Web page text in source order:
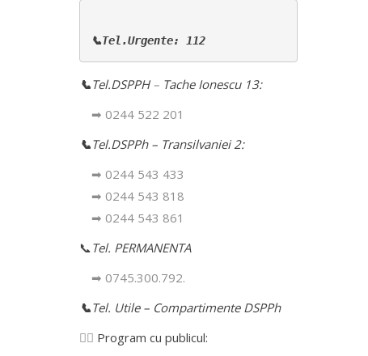
📞Tel.Urgente: 112
📞Tel.DSPPH – Tache Ionescu 13:
➡ 0244 522 201
📞Tel.DSPPh – Transilvaniei 2:
➡ 0244 543 433
➡ 0244 543 818
➡ 0244 543 861
📞 Tel. PERMANENTA
➡ 0745.300.792.
📞Tel. Utile – Compartimente DSPPh
👩‍⚕️ Program cu publicul: